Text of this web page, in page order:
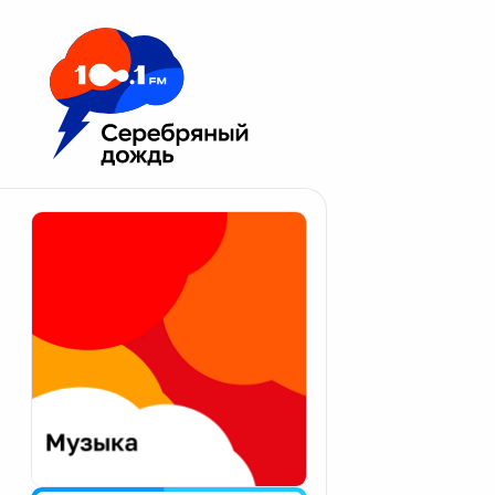
Москва 100.1 FM
Апатиты
Екатеринбург
Калининград
Калуга